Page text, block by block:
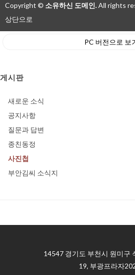
Copyright © 소유하신 도메인.All rights
상단으로
PC 버전으로 보
게시판
새로운 소식
공지사항
질문과 답변
종친동정
사진첩
부안김씨 소식지
14547 경기도 부천시 원미구
19, 부광프라자